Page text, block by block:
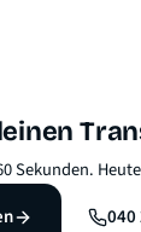
Sekunden.
040